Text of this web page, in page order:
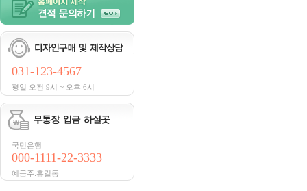
031-123-4567
평일 오전 9시 ~ 오후 6시
국민은행
000-1111-22-3333
예금주:홍길동